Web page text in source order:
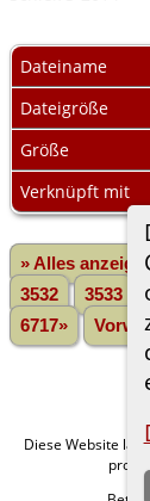
Dateiname
Dateigröße
Größe
Verknüpft mit
» Alles anzeigen
3532
3533
6717»
Diese Website